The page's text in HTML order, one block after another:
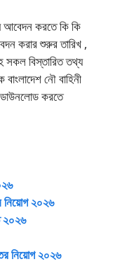
আবেদন করতে কি কি
করার শুরুর তারিখ ,
সকল বিস্তারিত তথ্য
নৌ বাহিনী
ডাউনলোড করতে
নিয়োগ ২০২৬
২০২৬
নিয়োগ ২০২৬